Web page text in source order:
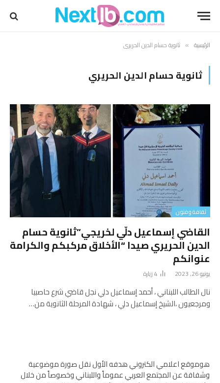
الرئيسية » ثانوية حسام الدين الحريري
ثانوية حسام الدين الحريري
ثقافة وفنون
القاضي إسماعيل دلّي لخريجي”ثانوية حسام
الدين الحريري صيدا “الأخلاق مركبكم والكرامة
عنوانكم
يونيو 26, 2023 4زيارة
نال الطالب اللبناني ، أحمد إسماعيل دلي نجل قاضي شرع حاصبيا
ومرجعيون ،الشيخ إسماعيل دلي ، شهادة المرحلة الثانوية من…
هوموقع اعلامي الكتروني هدفه الأول نقل صورة موضوعية
وشفافة عن المجتمع العربي عموماً واللبناني وخصوصاً من خلال